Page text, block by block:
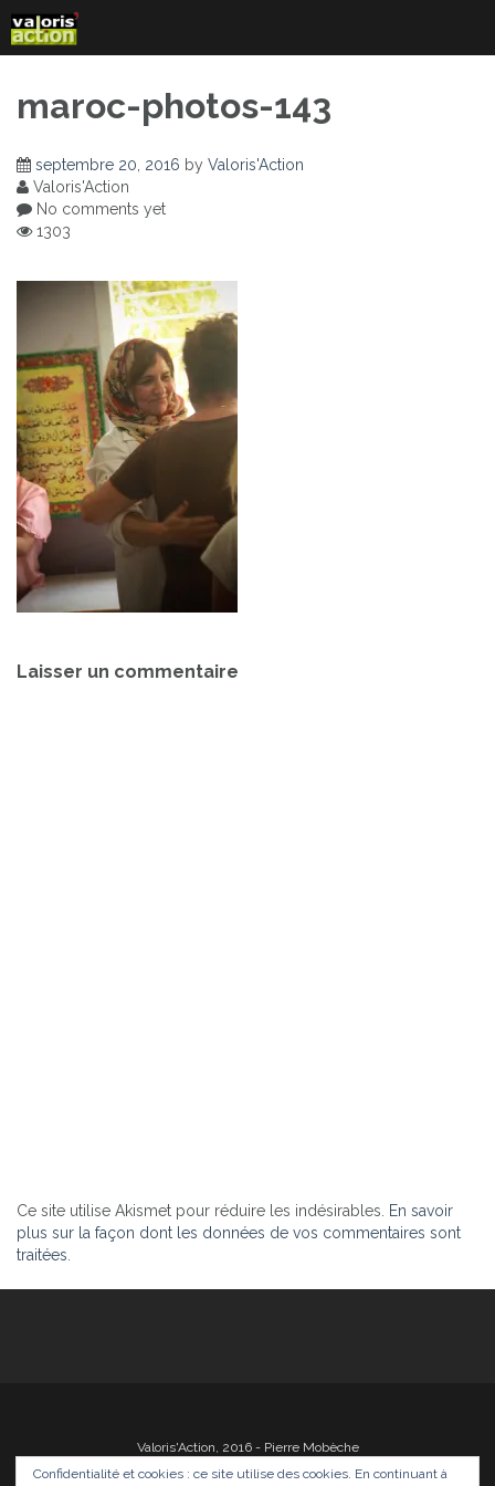
to
content
maroc-photos-143
septembre 20, 2016 by Valoris'Action
Valoris'Action
No comments yet
1303
de
Laisser un commentaire
Ce site utilise Akismet pour réduire les indésirables. En savoir
plus sur la façon dont les données de vos commentaires sont
traitées
Valoris'Action, 2016 - Pierre Mobèche
Confidentialité et cookies : ce site utilise des cookies. En continuant à